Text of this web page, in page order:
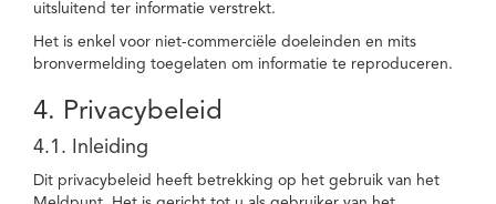
uitsluitend ter informatie verstrekt.
Het is enkel voor niet-commerciële doeleinden en mits
bronvermelding toegelaten om informatie te reproduceren.
4. Privacybeleid
4.1. Inleiding
Dit privacybeleid heeft betrekking op het gebruik van het